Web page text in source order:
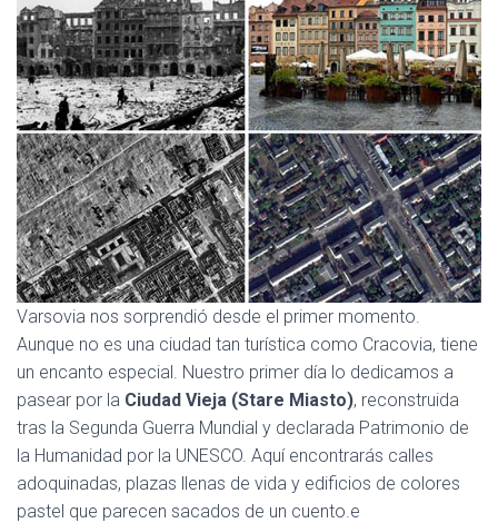
Varsovia nos sorprendió desde el primer momento.
Aunque no es una ciudad tan turística como Cracovia, tiene
un encanto especial. Nuestro primer día lo dedicamos a
pasear por la Ciudad Vieja (Stare Miasto), reconstruida
tras la Segunda Guerra Mundial y declarada Patrimonio de
la Humanidad por la UNESCO. Aquí encontrarás calles
adoquinadas, plazas llenas de vida y edificios de colores
pastel que parecen sacados de un cuento.e